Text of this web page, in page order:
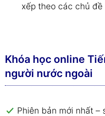
xếp theo các chủ đề
Khóa học online
người nước ngoài
Phiên bản mới nhất –